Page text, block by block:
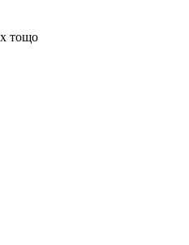
тощо